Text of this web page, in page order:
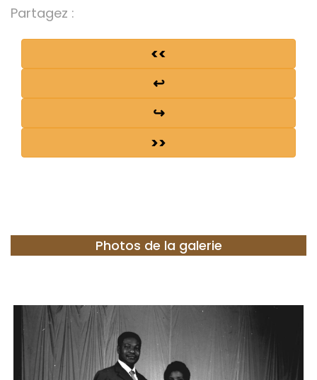
Partagez :
<<
↩
↪
>>
Photos de la galerie